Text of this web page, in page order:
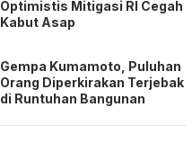
Optimistis Mitigasi RI Cegah
Kabut Asap
Gempa Kumamoto, Puluhan
Orang Diperkirakan Terjebak
di Runtuhan Bangunan